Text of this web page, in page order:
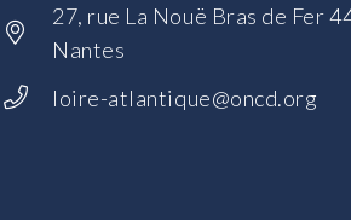
27, rue La Nouë Bras de Fer
Nantes
loire-atlantique@oncd.org